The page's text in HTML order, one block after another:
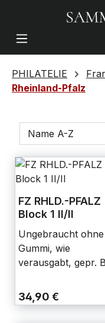
PHILATELIE
Rheinland-Pfalz
FZ RHLD.-PFALZ
Block 1 II/II
Ungebraucht ohne
Gummi, wie
verausgabt, gepr.
34,90 €